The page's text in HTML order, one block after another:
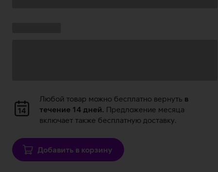
Загрузка
данных
Любой товар можно бесплатно вернуть в
течение 14 дней. Предложение месяца
включает также бесплатную доставку.
Добавить в корзину